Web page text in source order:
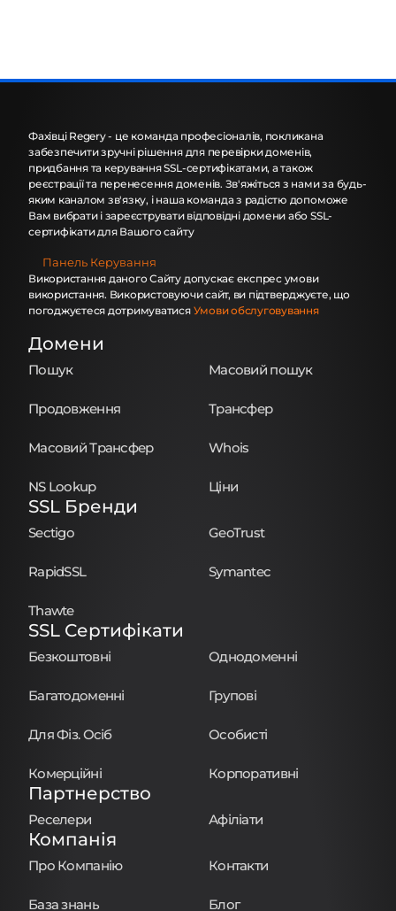
Фахівці Regery - це команда професіоналів, покликана
забезпечити зручні рішення для перевірки доменів,
придбання та керування SSL-сертифікатами, а також
реєстрації та перенесення доменів. Зв'яжіться з нами за будь-
яким каналом зв'язку, і наша команда з радістю допоможе
Вам вибрати і зареєструвати відповідні домени або SSL-
сертифікати для Вашого сайту
Панель Керування
Використання даного Сайту допускає експрес умови
використання. Використовуючи сайт, ви підтверджуєте, що
погоджуєтеся дотримуватися Умови обслуговування
Домени
Пошук Масовий пошук
Продовження Трансфер
Масовий Трансфер Whois
NS Lookup Ціни
SSL Бренди
Sectigo GeoTrust
RapidSSL Symantec
Thawte
SSL Сертифікати
Безкоштовні Однодоменні
Багатодоменні Групові
Для Фіз. Осіб Особисті
Комерційні Корпоративні
Партнерство
Реселери Афіліати
Компанія
Про Компанію Контакти
База знань Блог